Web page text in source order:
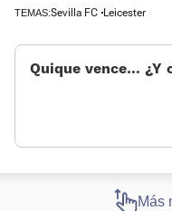
TEMAS:Sevilla FC Leicester
Quique vence… ¿Y
Más